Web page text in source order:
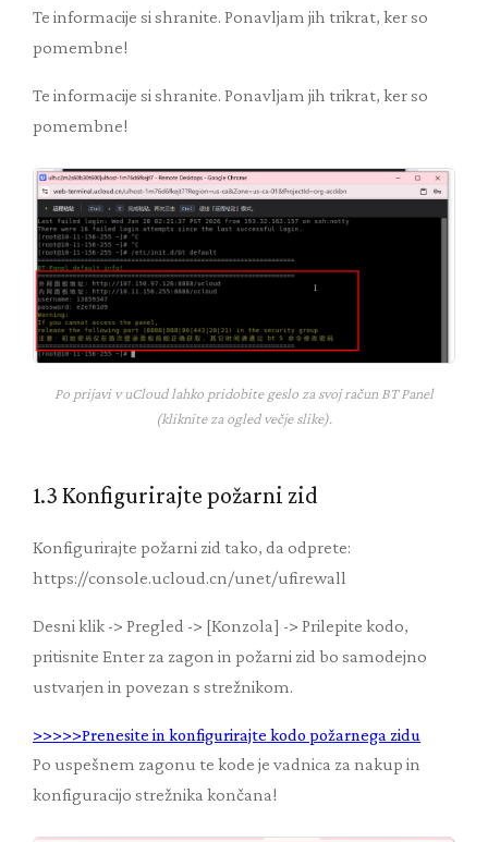
Te informacije si shranite. Ponavljam jih trikrat, ker so
pomembne!
Te informacije si shranite. Ponavljam jih trikrat, ker so
pomembne!
Po prijavi v uCloud lahko pridobite geslo za svoj račun BT Panel
(kliknite za ogled večje slike).
1.3 Konfigurirajte požarni zid
Konfigurirajte požarni zid tako, da odprete:
https://console.ucloud.cn/unet/ufirewall
Desni klik -> Pregled -> [Konzola] -> Prilepite kodo,
pritisnite Enter za zagon in požarni zid bo samodejno
ustvarjen in povezan s strežnikom.
>>>>>Prenesite in konfigurirajte kodo požarnega zidu
Po uspešnem zagonu te kode je vadnica za nakup in
konfiguracijo strežnika končana!